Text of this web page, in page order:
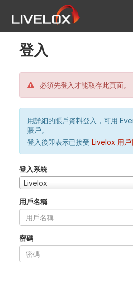
登入
必須先登入才能取存此頁面。
用詳細的賬戶資料登入，可用
賬戶。
登入後即表示已接受 Livelox 用戶
登入系統
Livelox
用戶名稱
密碼